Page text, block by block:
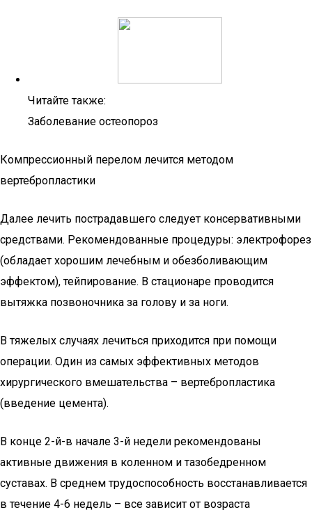
Читайте также:
Заболевание остеопороз
Компрессионный перелом лечится методом
вертебропластики
Далее лечить пострадавшего следует консервативными
средствами. Рекомендованные процедуры: электрофорез
(обладает хорошим лечебным и обезболивающим
эффектом), тейпирование. В стационаре проводится
вытяжка позвоночника за голову и за ноги.
В тяжелых случаях лечиться приходится при помощи
операции. Один из самых эффективных методов
хирургического вмешательства – вертебропластика
(введение цемента).
В конце 2-й-в начале 3-й недели рекомендованы
активные движения в коленном и тазобедренном
суставах. В среднем трудоспособность восстанавливается
в течение 4-6 недель – все зависит от возраста